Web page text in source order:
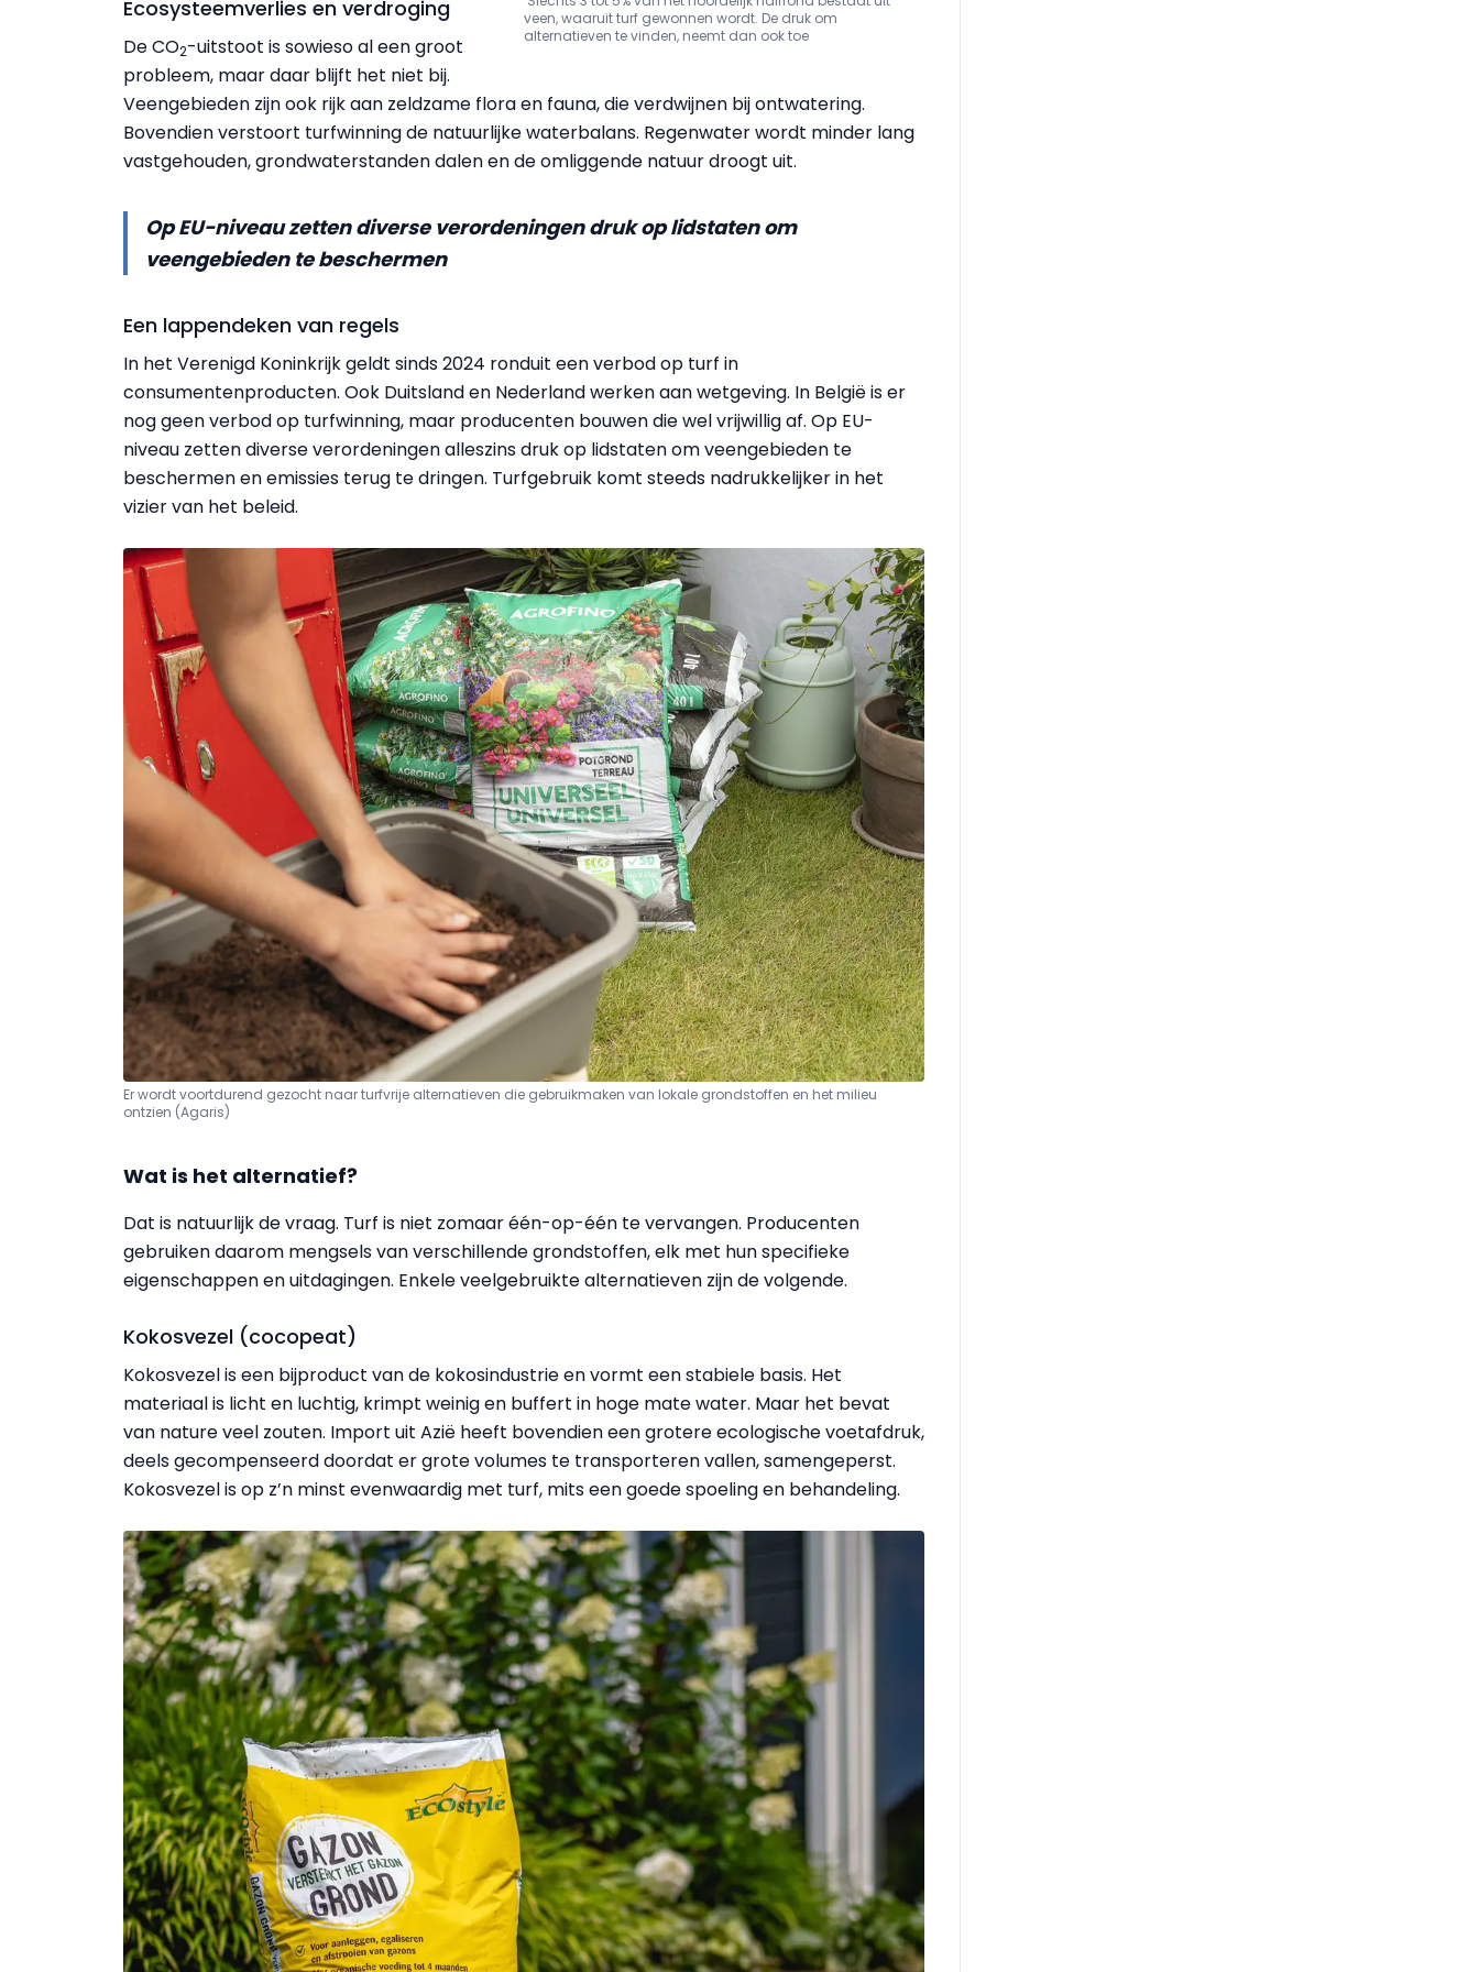
veen, waaruit turf gewonnen wordt. De druk om
alternatieven te vinden, neemt dan ook toe
Ecosysteemverlies en verdroging
De CO2-uitstoot is sowieso al een groot
probleem, maar daar blijft het niet bij.
Veengebieden zijn ook rijk aan zeldzame flora en fauna, die verdwijnen bij ontwatering.
Bovendien verstoort turfwinning de natuurlijke waterbalans. Regenwater wordt minder lang
vastgehouden, grondwaterstanden dalen en de omliggende natuur droogt uit.
Op EU-niveau zetten diverse verordeningen druk op lidstaten om
veengebieden te beschermen
Een lappendeken van regels
In het Verenigd Koninkrijk geldt sinds 2024 ronduit een verbod op turf in
consumentenproducten. Ook Duitsland en Nederland werken aan wetgeving. In België is er
nog geen verbod op turfwinning, maar producenten bouwen die wel vrijwillig af. Op EU-
niveau zetten diverse verordeningen alleszins druk op lidstaten om veengebieden te
beschermen en emissies terug te dringen. Turfgebruik komt steeds nadrukkelijker in het
vizier van het beleid.
Er wordt voortdurend gezocht naar turfvrije alternatieven die gebruikmaken van lokale grondstoffen en het milieu
ontzien (Agaris)
Wat is het alternatief?
Dat is natuurlijk de vraag. Turf is niet zomaar één-op-één te vervangen. Producenten
gebruiken daarom mengsels van verschillende grondstoffen, elk met hun specifieke
eigenschappen en uitdagingen. Enkele veelgebruikte alternatieven zijn de volgende.
Kokosvezel (cocopeat)
Kokosvezel is een bijproduct van de kokosindustrie en vormt een stabiele basis. Het
materiaal is licht en luchtig, krimpt weinig en buffert in hoge mate water. Maar het bevat
van nature veel zouten. Import uit Azië heeft bovendien een grotere ecologische voetafdruk,
deels gecompenseerd doordat er grote volumes te transporteren vallen, samengeperst.
Kokosvezel is op z’n minst evenwaardig met turf, mits een goede spoeling en behandeling.